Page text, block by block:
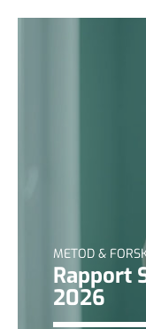
METOD &
Rapport
2026